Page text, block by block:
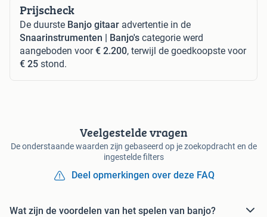
Prijscheck
De duurste Banjo gitaar advertentie in de
Snaarinstrumenten | Banjo's categorie werd
aangeboden voor€ 2.200, terwijl de goedkoopste voor
€ 25 stond.
Veelgestelde vragen
De onderstaande waarden zijn gebaseerd op je zoekopdracht en de
ingestelde filters
Deel opmerkingen over deze FAQ
Wat zijn de voordelen van het spelen van banjo?